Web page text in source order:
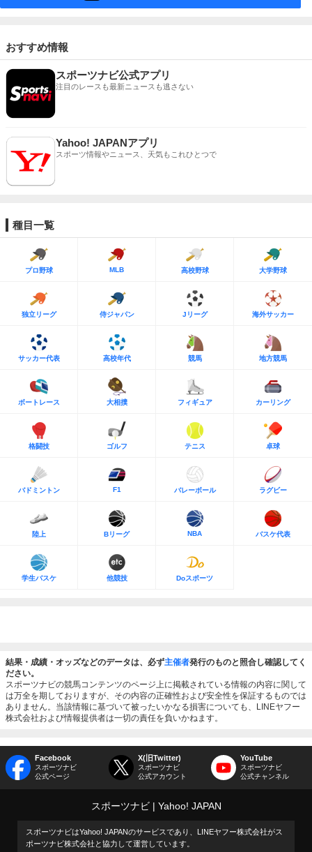
おすすめ情報
スポーツナビ公式アプリ
注目のレースも最新ニュースも逃さない
Yahoo! JAPANアプリ
スポーツ情報やニュース、天気もこれひとつで
種目一覧
プロ野球 MLB 高校野球 大学野球
独立リーグ 侍ジャパン Jリーグ 海外サッカー
サッカー代表 高校年代 競馬 地方競馬
ボートレース 大相撲 フィギュア カーリング
格闘技 ゴルフ テニス 卓球
バドミントン F1 バレーボール ラグビー
陸上 Bリーグ NBA バスケ代表
学生バスケ 他競技 Doスポーツ
結果・成績・オッズなどのデータは、必ず主催者発行のものと照合し確認してく
ださい。
スポーツナビの競馬コンテンツのページ上に掲載されている情報の内容に関して
は万全を期しておりますが、その内容の正確性および安全性を保証するものでは
ありません。当該情報に基づいて被ったいかなる損害についても、LINEヤフー
株式会社および情報提供者は一切の責任を負いかねます。
Facebook
スポーツナビ
公式ページ
X(旧Twitter)
スポーツナビ
公式アカウント
YouTube
スポーツナビ
公式チャンネル
スポーツナビ Yahoo! JAPAN
スポーツナビはYahoo! JAPANのサービスであり、LINEヤフー株式会社がス
ポーツナビ株式会社と協力して運営しています。